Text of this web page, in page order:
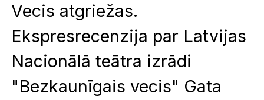
Vecis atgriežas.
Ekspresrecenzija par Latvijas
Nacionālā teātra izrādi
"Bezkaunīgais vecis" Gata